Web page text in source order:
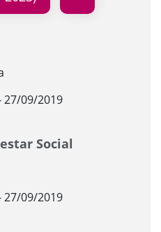
27/09/2019
Social
27/09/2019